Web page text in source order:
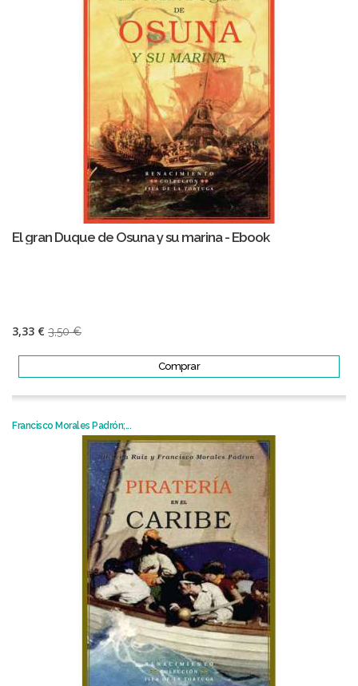
El gran Duque de Osuna y su marina - Ebook
3,33 € 3,50 €
Comprar
Francisco Morales Padrón;...